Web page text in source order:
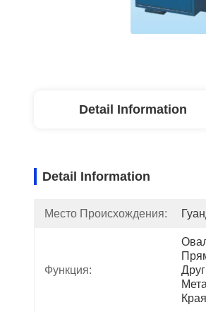
Detail Information
Detail Information
Место Происхождения:
Функция: